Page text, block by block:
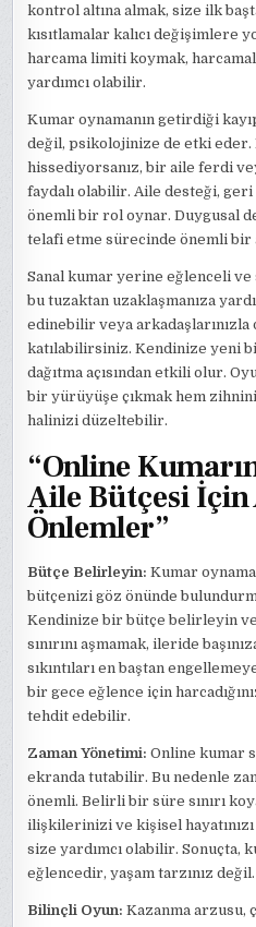
kontrol altına almak, size ilk
kısıtlamalar kalıcı
harcama limiti koymak,
yardımcı olabilir.
Kumar oynamanın getirdiği
değil, psikolojinize de etki
hissediyorsanız, bir aile ferdi
faydalı olabilir. Aile desteği,
önemli bir rol oynar. Duygusal
telafi etme sürecinde önemli bir
Sanal kumar yerine eğlenceli ve
bu tuzaktan uzaklaşmanıza
edinebilir veya arkadaşlarınızla
katılabilirsiniz. Kendinize yeni
dağıtma açısından etkili olur.
bir yürüyüşe çıkmak hem
halinizi düzeltebilir.
“Online
Aile Bütçesi İçin
Önlemler”
Bütçe Belirleyin: Kumar
bütçenizi göz önünde
Kendinize bir bütçe belirleyin ve
sınırını aşmamak, ileride
sıkıntıları en baştan
bir gece eğlence için
tehdit edebilir.
Zaman Yönetimi: Online kumar
ekranda tutabilir. Bu nedenle
önemli. Belirli bir süre sınırı
ilişkilerinizi ve kişisel
size yardımcı olabilir. Sonuçta,
eğlencedir, yaşam tarzınız değil.
Bilinçli Oyun: Kazanma arzusu,